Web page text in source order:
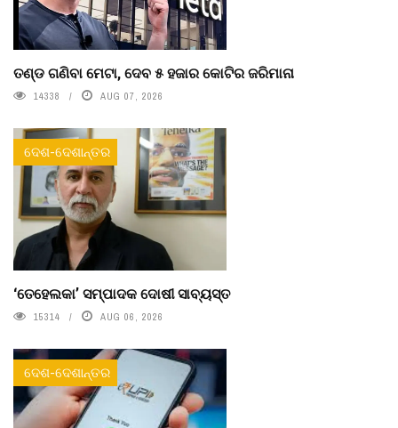
ତଣ୍ଡ ଗଣିବା ମେଟା, ଦେବ ୫ ହଜାର କୋଟିର ଜରିମାନା
14338 AUG 07, 2026
ଦେଶ-ଦେଶାନ୍ତର
‘ତେହେଲକା’ ସମ୍ପାଦକ ଦୋଷୀ ସାବ୍ୟସ୍ତ
15314 AUG 06, 2026
ଦେଶ-ଦେଶାନ୍ତର